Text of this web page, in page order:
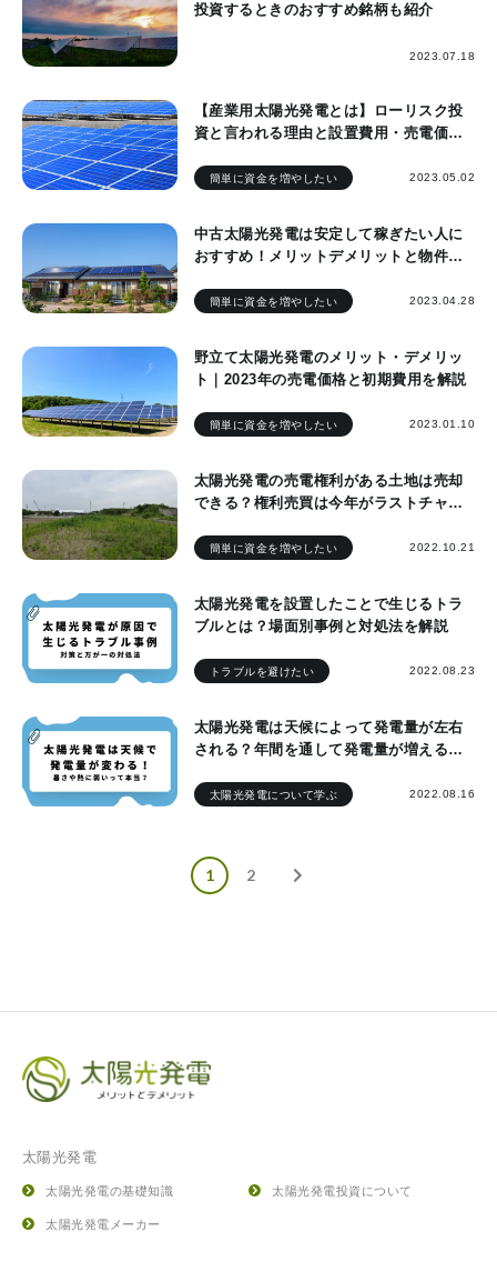
投資するときのおすすめ銘柄も紹介
2023.07.18
【産業用太陽光発電とは】ローリスク投
資と言われる理由と設置費用・売電価格
簡単に資金を増やしたい 2023.05.02
中古太陽光発電は安定して稼ぎたい人に
おすすめ！メリットデメリットと物件の
簡単に資金を増やしたい 2023.04.28
野立て太陽光発電のメリット・デメリッ
ト｜2023年の売電価格と初期費用を解説
簡単に資金を増やしたい 2023.01.10
太陽光発電の売電権利がある土地は売却
できる？権利売買は今年がラストチャン
簡単に資金を増やしたい 2022.10.21
太陽光発電を設置したことで生じるトラ
ブルとは？場面別事例と対処法を解説
トラブルを避けたい 2022.08.23
太陽光発電は天候によって発電量が左右
される？年間を通して発電量が増える時
太陽光発電について学ぶ 2022.08.16
1 2
太陽光発電
太陽光発電の基礎知識 太陽光発電投資について
太陽光発電メーカー